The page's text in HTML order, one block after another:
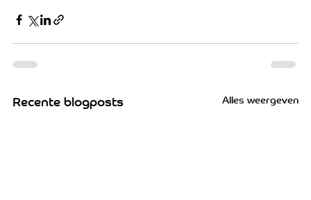
Recente blogposts Alles weergeven